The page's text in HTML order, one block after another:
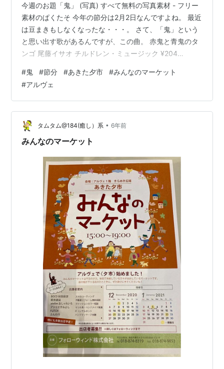
今週のお題「鬼」 (写真) すべて無料の写真素材 - フリー
素材のぱくたそ 今年の節分は2月2日なんですよね。 最近
は豆まきもしなくなったな・・・。 さて、「鬼」という
と思い出す歌があるんですが、この曲。 赤鬼と青鬼のタ
ンゴ 尾藤イサオ チルドレン・ミュージック ¥204
いて、 鬼というと真っ先に思い出します。 --------------
------------------- その2月2日ですが、 あきた夕市開催
致します。 15:00〜19:00です。 よろしくお願いしま
す！
#鬼 #節分 #あきた夕市 #みんなのマーケット
#アルヴェ
タムタム@184(癒し）系 • 6年前
みんなのマーケット